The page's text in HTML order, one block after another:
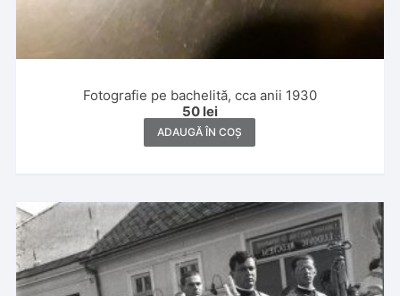
Fotografie pe bachelită, cca anii 1930
50 lei
ADAUGĂ ÎN COȘ